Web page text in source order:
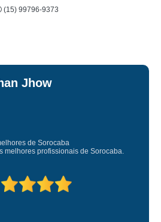
(15) 99796-9373
Amei o atendimento. Preco super bom. Superou
Deixou o meu bem super